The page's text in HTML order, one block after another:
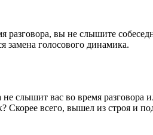
разговора, вы не слышите
замена голосового динамика.
не слышит вас во время разговора
Скорее всего, вышел из строя и